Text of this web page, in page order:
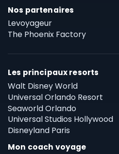
Nos partenaires
Levoyageur
The Phoenix Factory
Les principaux resorts
Walt Disney World
Universal Orlando Resort
Seaworld Orlando
Universal Studios Hollywood
Disneyland Paris
Mon coach voyage